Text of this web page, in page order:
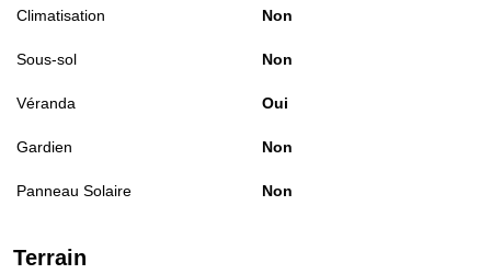
Climatisation Non
Sous-sol Non
Véranda Oui
Gardien Non
Panneau Solaire Non
Terrain